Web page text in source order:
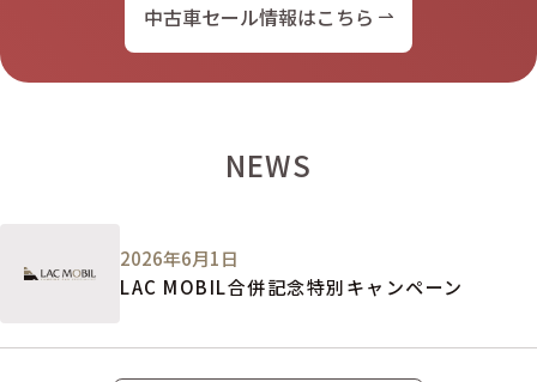
中古車セール情報はこちら
NEWS
2026年6月1日
LAC MOBIL合併記念特別キャンペーン